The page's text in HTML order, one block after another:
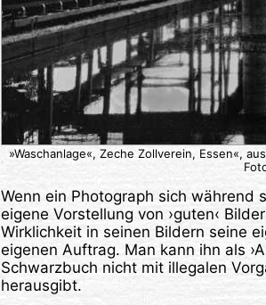
»Waschanlage«, Zeche Zollverein, Essen«,
Wenn ein Photograph sich während
eigene Vorstellung von ›guten‹
Wirklichkeit in seinen Bildern seine
eigenen Auftrag. Man kann ihn als
Schwarzbuch nicht mit illegalen
herausgibt.